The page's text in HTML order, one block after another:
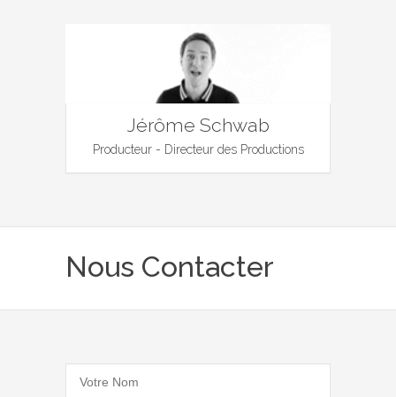
Jérôme Schwab
Producteur - Directeur des Productions
Nous Contacter